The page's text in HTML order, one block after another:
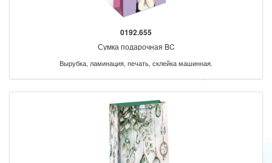
0192.655
Сумка подарочная BC
Вырубка, ламинация, печать, склейка машинная.